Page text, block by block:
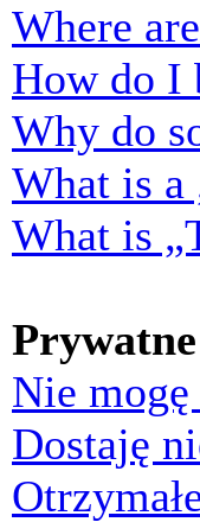
Where
How do I
Why do
What is a
What is
Nie
Dostaję